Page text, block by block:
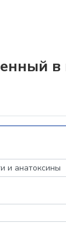
в